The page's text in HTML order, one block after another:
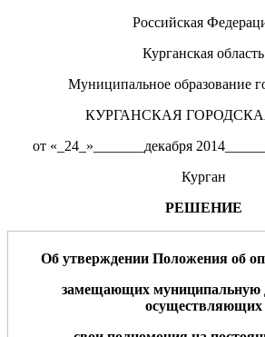
Российская
Курганская область
Муниципальное образование
КУРГАНСКАЯ
от «_24_»_______декабря
Курган
РЕШЕНИЕ
Об утверждении Положения об
замещающих муниципальную
осуществляющих